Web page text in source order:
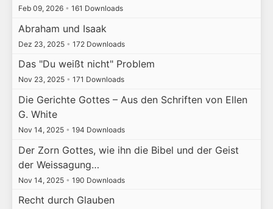
Feb 09, 2026 • 161 Downloads
Abraham und Isaak
Dez 23, 2025 • 172 Downloads
Das "Du weißt nicht" Problem
Nov 23, 2025 • 171 Downloads
Die Gerichte Gottes – Aus den Schriften von Ellen
G. White
Nov 14, 2025 • 194 Downloads
Der Zorn Gottes, wie ihn die Bibel und der Geist
der Weissagung…
Nov 14, 2025 • 190 Downloads
Recht durch Glauben